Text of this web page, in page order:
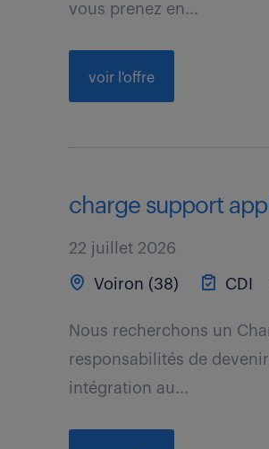
vous prenez en...
voir l'offre
charge support
22 juillet 2026
Voiron (38) CDI
Nous recherchons un
responsabilités de
intégration au...